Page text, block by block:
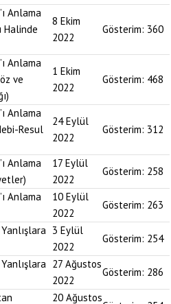
Anlama
Halinde
8 Ekim
2022
Gösterim: 360
Anlama
ve
1 Ekim
2022
Gösterim: 468
Anlama
Resul
24 Eylül
2022
Gösterim: 312
Anlama
17 Eylül
2022
Gösterim: 258
Anlama
10 Eylül
2022
Gösterim: 263
3 Eylül
2022
Gösterim: 254
27 Ağustos
2022
Gösterim: 286
20 Ağustos